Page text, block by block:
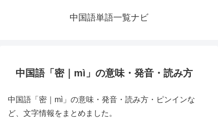
中国語単語一覧ナビ
中国語「密｜mì」の意味・発音・読み方
中国語「密｜mì」の意味・発音・読み方・ピンインな
ど、文字情報をまとめました。